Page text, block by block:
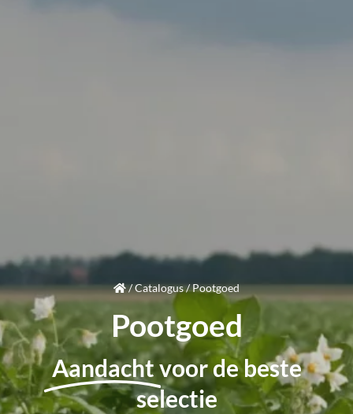
/Catalogus/Pootgoed
Pootgoed
Aandachtvoor de beste
selectie